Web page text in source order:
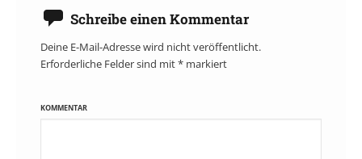
Schreibe einen Kommentar
Deine E-Mail-Adresse wird nicht veröffentlicht.
Erforderliche Felder sind mit* markiert
KOMMENTAR